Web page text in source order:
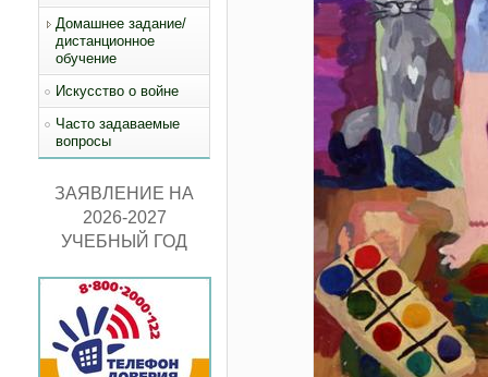
Домашнее задание/
дистанционное
обучение
Искусство о войне
Часто задаваемые
вопросы
ЗАЯВЛЕНИЕ НА
2026-2027
УЧЕБНЫЙ ГОД